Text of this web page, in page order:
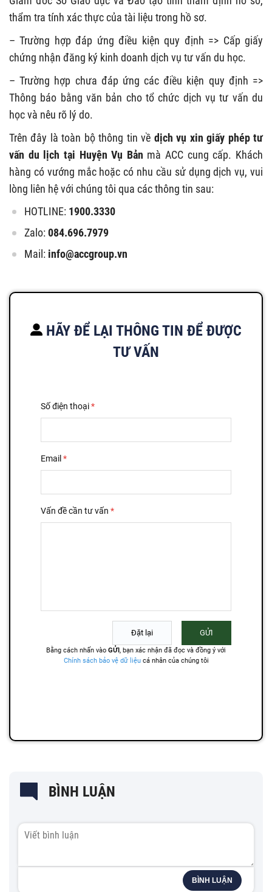
thẩm tra tính xác thực của tài liệu trong hồ sơ.
– Trường hợp đáp ứng điều kiện quy định => Cấp giấy
chứng nhận đăng ký kinh doanh dịch vụ tư vấn du học.
– Trường hợp chưa đáp ứng các điều kiện quy định =>
Thông báo bằng văn bản cho tổ chức dịch vụ tư vấn du
học và nêu rõ lý do.
Trên đây là toàn bộ thông tin về dịch vụ xin giấy phép tư
vấn du lịch tại Huyện Vụ Bản mà ACC cung cấp. Khách
hàng có vướng mắc hoặc có nhu cầu sử dụng dịch vụ, vui
lòng liên hệ với chúng tôi qua các thông tin sau:
HOTLINE: 1900.3330
Zalo:084.696.7979
Mail: info@accgroup.vn
HÃY ĐỂ LẠI THÔNG TIN ĐỂ ĐƯỢC
TƯ VẤN
BÌNH LUẬN
BÌNH LUẬN